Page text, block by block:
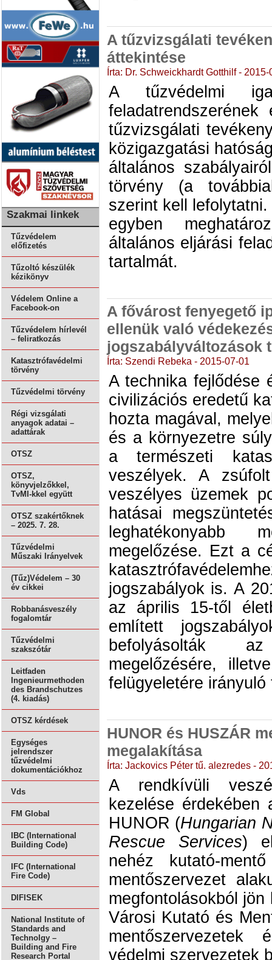
Szakmai linkek
Tűzvédelem
előfizetés
Tűzoltó készülék
kézikönyv
Védelem Online a
Facebook-on
Tűzvédelem hírlevél
– feliratkozás
Katasztrófavédelmi
törvény
Tűzvédelmi törvény
Régi vizsgálati
anyagok adatai –
adattárak
OTSZ
OTSZ,
könyvjelzőkkel,
TvMI-kkel együtt
OTSZ szakértőknek
– 2025. 7. 28.
Tűzvédelmi
Műszaki Irányelvek
(Tűz)Védelem – 30
év cikkei
Robbanásveszély
fogalomtár
Tűzvédelmi
szakszótár
Leitfaden
Ingenieurmethoden
des Brandschutzes
(4. kiadás)
OTSZ kérdések
Egységes
jelrendszer
tűzvédelmi
dokumentációkhoz
Vds
FM Global
IBC (International
Building Code)
IFC (International
Fire Code)
DIFISEK
National Institute of
Standards and
Technolgy –
Building and Fire
Research Portal
A tűzvizsgálati
áttekintése
Írta: Dr. Schweickhardt Gotthilf - 2015-
A tűzvédelmi
tűzvizsgálati
közigazgatási
általános
törvény (a
szerint kell
egyben
általános eljárási
tartalmát.
A fővárost fenyegető
ellenük való
jogszabályváltozások
Írta: Szendi Rebeka - 2015-07-01
A technika fejlődése
civilizációs eredetű
hozta magával,
és a környezetre
a természeti
veszélyek. A
veszélyes üzemek
hatásai
leghatékonyabb
megelőzése. Ezt a
jogszabályok is. A
az április 15-től
említett
befolyásolták
megelőzésére,
felügyeletére
HUNOR és HUSZÁR
megalakítása
Írta: Jackovics Péter tű. alezredes -
A rendkívüli
kezelése
HUNOR (Hungarian
Rescue Services)
nehéz kutató-
mentőszervezet
megfontolásokból
Városi Kutató és
védelmi szervezetek